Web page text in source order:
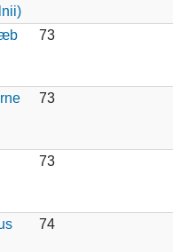
73
73
73
74